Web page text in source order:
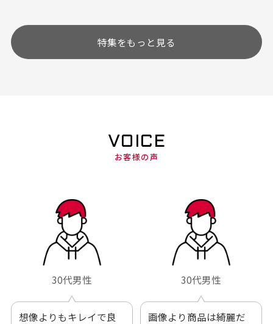
特集をもっと見る
VOICE
お客様の声
30代男性
想像よりもキレイで良
30代男性
画像より商品は綺麗だ